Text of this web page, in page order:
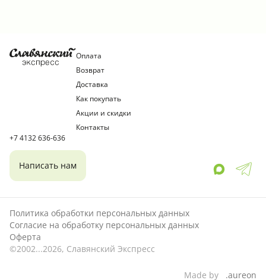
аромата Е621, антислеживающий агент Е542,
краситель куркумин, ароматизаторы.
Пищевая ценность 100гр продукта: белки - 7,8г,
жиры - 26г, углеводы - 62г.
Энергетическая ценность 100гр продукта -
2153кДж/513ккал.
Оплата
Возврат
Доставка
Как покупать
Акции и скидки
Контакты
+7 4132 636-636
Написать нам
Политика обработки персональных данных
Согласие на обработку персональных данных
Оферта
©2002...2026, Славянский Экспресс
Made by .aureon